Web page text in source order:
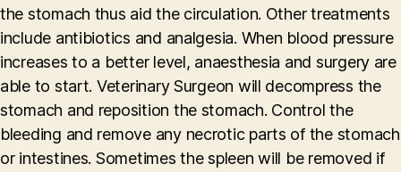
the stomach thus aid the circulation. Other treatments
include antibiotics and analgesia. When blood pressure
increases to a better level, anaesthesia and surgery are
able to start. Veterinary Surgeon will decompress the
stomach and reposition the stomach. Control the
bleeding and remove any necrotic parts of the stomach
or intestines. Sometimes the spleen will be removed if